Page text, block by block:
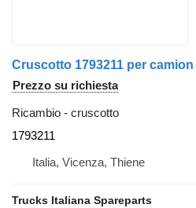
Cruscotto 1793211 per camion
Prezzo su richiesta
Ricambio - cruscotto
1793211
Italia, Vicenza, Thiene
Trucks Italiana Spareparts